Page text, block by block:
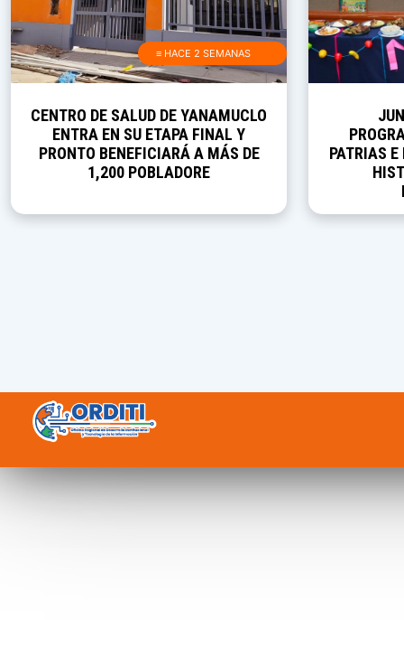
≡ HACE 2 SEMANAS
CENTRO DE SALUD DE YANAMUCLO
ENTRA EN SU ETAPA FINAL Y
PRONTO BENEFICIARÁ A MÁS DE
1,200 POBLADORE
PATRIAS